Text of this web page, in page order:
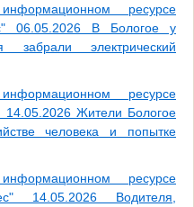
ресурсе
06.05.2026 В Бологое у
забрали электрический
ресурсе
Жители Бологое
человека и попытке
ресурсе
14.05.2026 Водителя,